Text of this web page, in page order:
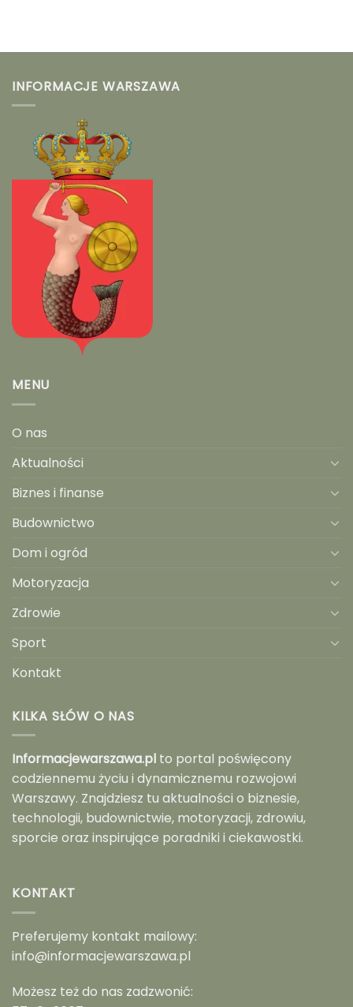
INFORMACJE WARSZAWA
MENU
O nas
Aktualności
Biznes i finanse
Budownictwo
Dom i ogród
Motoryzacja
Zdrowie
Sport
Kontakt
KILKA SŁÓW O NAS
Informacjewarszawa.pl to portal poświęcony
codziennemu życiu i dynamicznemu rozwojowi
Warszawy. Znajdziesz tu aktualności o biznesie,
technologii, budownictwie, motoryzacji, zdrowiu,
sporcie oraz inspirujące poradniki i ciekawostki.
KONTAKT
Preferujemy kontakt mailowy:
info@informacjewarszawa.pl
Możesz też do nas zadzwonić: